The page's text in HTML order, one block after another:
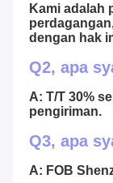
Kami adalah
dengan hak
Q2, apa
A: T/T 30%
pengiriman.
Q3, apa
A: FOB